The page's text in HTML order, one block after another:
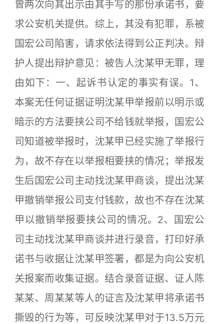
曾两次向其出示由其手写的那份承诺书，要
求公安机关提供。综上，其没有犯罪，系被
国宏公司陷害，请求依法得到公正判决。辩
护人提出辩护意见：被告人沈某甲无罪，理
由如下：一、起诉书认定的事实有误。1、
本案无任何证据证明沈某甲举报前以明示或
暗示的方法要挟公司不给钱就举报，国宏公
司知道被举报时，沈某甲已经实施了举报行
为，故不存在以举报相要挟的情况；举报发
生后国宏公司主动找沈某甲商谈，提出沈某
甲撤销举报公司支付钱款，故也不存在沈某
甲以撤销举报要挟公司的情况。2、国宏公
司主动找沈某甲商谈并进行录音，打印好承
诺书与收据让沈某甲签署，都是为向公安机
关报案而收集证据。结合录音证据、证人陈
某某、周某某等人的证言及沈某甲将承诺书
撕毁的行为等，可反映沈某甲对于13.5万元